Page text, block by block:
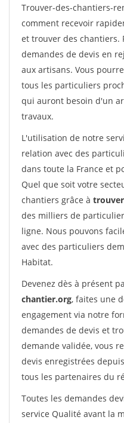
Trouver-des-chantiers-
comment recevoir
et trouver des chantiers.
demandes de devis en
aux artisans. Vous
tous les particuliers
qui auront besoin d'un
travaux.
L'utilisation de notre
relation avec des
dans toute la France et
Quel que soit votre
chantiers grâce à
des milliers de
ligne. Nous pouvons
avec des particuliers
Habitat.
Devenez dès à présent
chantier.org, faites une
engagement via notre
demandes de devis et
demande validée, vous
devis enregistrées
tous les partenaires du
Toutes les demandes
service Qualité avant la